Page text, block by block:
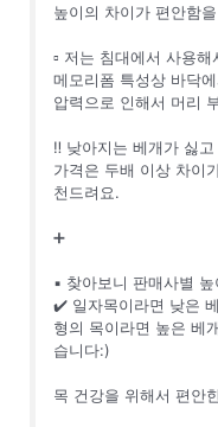
높이의 차이가 편안함
▫️ 저는 침대에서 사용
메모리폼 특성상 바닥
압력으로 인해서 머리
‼️ 낮아지는 베개가 싫
가격은 두배 이상 차이
천드려요.
➕
▪️ 찾아보니 판매사별
✔️ 일자목이라면 낮은
형의 목이라면 높은 베
습니다:)
목 건강을 위해서 편안